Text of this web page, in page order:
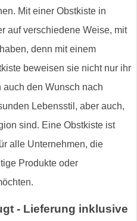
Mit einer Obstkiste in
auf verschiedene Weise, mit
denn mit einem
beweisen sie nicht nur ihr
den Wunsch nach
Lebensstil, aber auch,
sind. Eine Obstkiste ist
alle Unternehmen, die
Produkte oder
- Lieferung inklusive